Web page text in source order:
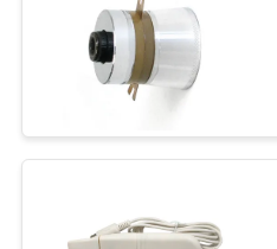
PRIVACY
POLICY